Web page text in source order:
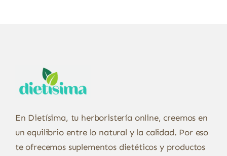
En Dietísima, tu herboristería online, creemos en
un equilibrio entre lo natural y la calidad. Por eso
te ofrecemos suplementos dietéticos y productos